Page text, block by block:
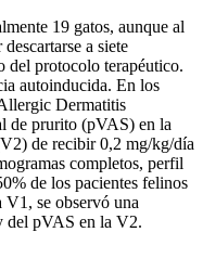
19 gatos, aunque al
a siete
del protocolo terapéutico.
autoinducida. En los
Dermatitis
de prurito (pVAS) en la
de recibir 0,2 mg/kg/día
completos, perfil
de los pacientes felinos
V1, se observó una
del pVAS en la V2.